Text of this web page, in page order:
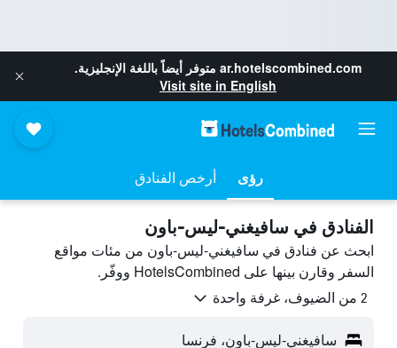
ar.hotelscombined.com متوفر أيضاً باللغة الإنجليزية.
Visit site in English
رؤى أرخص الفنادق
الفنادق في سافيغني-ليس-باون
ابحث عن فنادق في سافيغني-ليس-باون من مئات مواقع
السفر وقارن بينها على HotelsCombined ووفّر.
2 من الضيوف، غرفة واحدة
سافيغني-ليس-باون، فرنسا